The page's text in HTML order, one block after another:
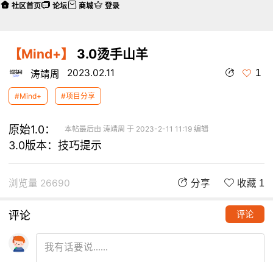
【Mind+】 3.0烫手山羊
涛靖周 2023.02.11 1
#Mind+ #项目分享
本帖最后由 涛靖周 于 2023-2-11 11:19 编辑
原始1.0：
3.0版本：技巧提示
浏览量 26690 分享 收藏 1
评论 评论
社区首页 论坛 商城 登录